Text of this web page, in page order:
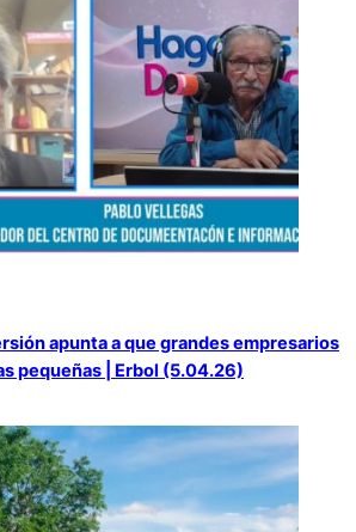
apunta a que grandes empresarios
pequeñas | Erbol (5.04.26)